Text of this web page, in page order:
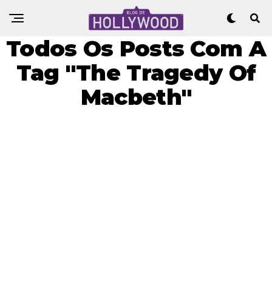
Todos Os Posts Com A
Tag "The Tragedy Of
Macbeth"